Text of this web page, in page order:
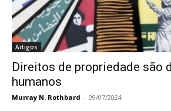
Artigos
Direitos de propriedade são
humanos
Murray N. Rothbard - 09/07/2024